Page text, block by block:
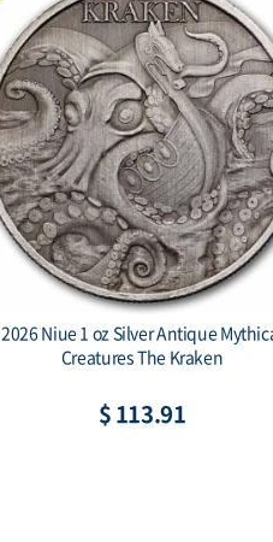
2026 Niue 1 oz Silver Antique
Creatures The Kraken
$ 113.91